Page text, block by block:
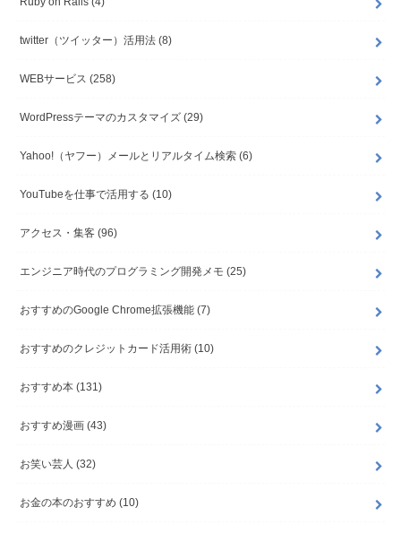
twitter（ツイッター）活用法 (8)
WEBサービス (258)
WordPressテーマのカスタマイズ (29)
Yahoo!（ヤフー）メールとリアルタイム検索 (6)
YouTubeを仕事で活用する (10)
アクセス・集客 (96)
エンジニア時代のプログラミング開発メモ (25)
おすすめのGoogle Chrome拡張機能 (7)
おすすめのクレジットカード活用術 (10)
おすすめ本 (131)
おすすめ漫画 (43)
お笑い芸人 (32)
お金の本のおすすめ (10)